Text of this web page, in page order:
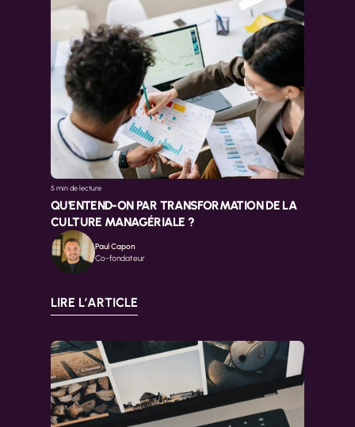
5 min de lecture
QU'ENTEND-ON PAR TRANSFORMATION DE LA
CULTURE MANAGÉRIALE ?
Paul Capon
Co-fondateur
LIRE L’ARTICLE